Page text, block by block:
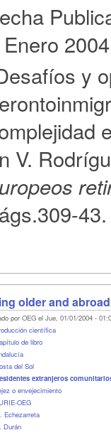
Enero 2004
y
V.
older and abroad
por OEG el Jue, 01/01/2004 -
científica
de libro
del Sol
extranjeros
o envejecimiento
OEG
Echezarreta
Durán